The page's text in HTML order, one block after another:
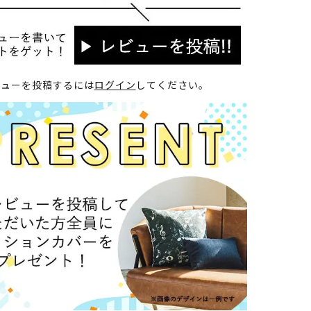
ーを投稿するにはログイン してください。